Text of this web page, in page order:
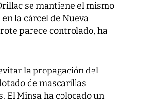
se mantiene el mismo
la cárcel de Nueva
parece controlado, ha
la propagación del
de mascarillas
El Minsa ha colocado un